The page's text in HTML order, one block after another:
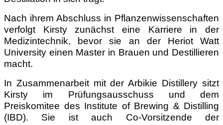
Nach ihrem Abschluss in Pflanzenwissenschaften
verfolgt Kirsty zunächst eine Karriere in der
Medizintechnik, bevor sie an der Heriot Watt
University einen Master in Brauen und Destillieren
macht.
In Zusammenarbeit mit der Arbikie Distillery sitzt
Kirsty im Prüfungsausschuss und dem
Preiskomitee des Institute of Brewing & Distilling
(IBD). Sie ist auch Co-Vorsitzende der